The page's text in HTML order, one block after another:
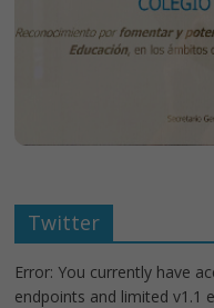
Twitter
Error: You currently have
endpoints and limited v1.1